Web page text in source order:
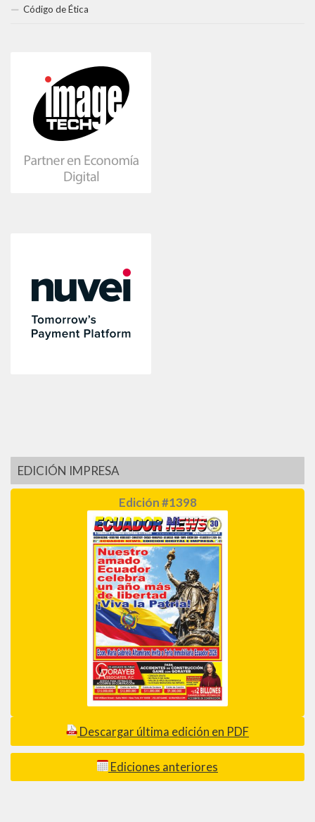
Código de Ética
EDICIÓN IMPRESA
Edición #1398
Descargar última edición en PDF
Ediciones anteriores